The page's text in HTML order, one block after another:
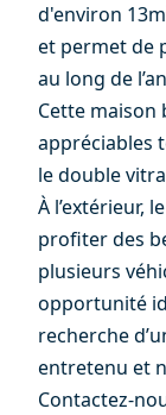
d'environ
et permet de
au long de
Cette maison
appréciables
le double
À l’extérieur,
profiter des
plusieurs
opportunité
recherche
entretenu et
Contactez-